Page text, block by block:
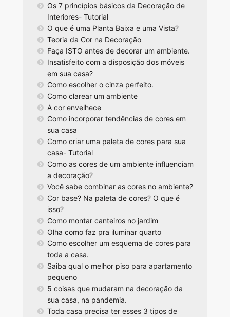
Os 7 princípios básicos da Decoração de
Interiores- Tutorial
O que é uma Planta Baixa e uma Vista?
Teoria da Cor na Decoração
Faça ISTO antes de decorar um ambiente.
Insatisfeito com a disposição dos móveis
em sua casa?
Como escolher o cinza perfeito.
Como clarear um ambiente
A cor envelhece
Como incorporar tendências de cores em
sua casa
Como criar uma paleta de cores para sua
casa- Tutorial
Como as cores de um ambiente influenciam
a decoração?
Você sabe combinar as cores no ambiente?
Cor base? Na paleta de cores? O que é
isso?
Como montar canteiros no jardim
Olha como faz pra iluminar quarto
Como escolher um esquema de cores para
toda a casa.
Saiba qual o melhor piso para apartamento
pequeno
5 coisas que mudaram na decoração da
sua casa, na pandemia.
Toda casa precisa ter esses 3 tipos de